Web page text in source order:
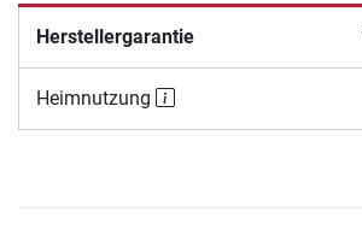
Herstellergarantie
Heimnutzung